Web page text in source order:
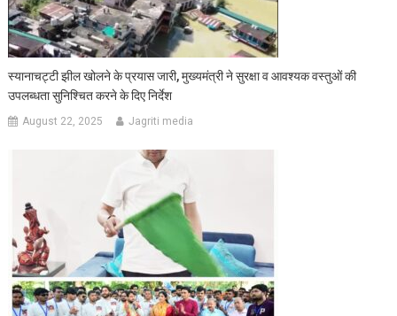
स्यानाचट्टी झील खोलने के प्रयास जारी, मुख्यमंत्री ने सुरक्षा व आवश्यक वस्तुओं की
उपलब्धता सुनिश्चित करने के दिए निर्देश
August 22, 2025 Jagriti media